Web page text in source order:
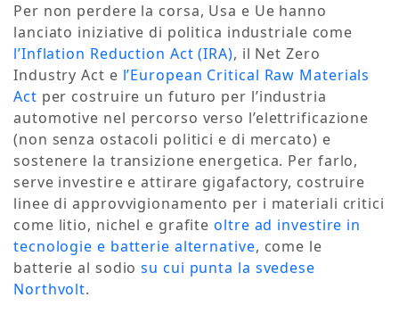
Per non perdere la corsa, Usa e Ue hanno
lanciato iniziative di politica industriale come
l’Inflation Reduction Act (IRA), il Net Zero
Industry Act e l’European Critical Raw Materials
Act per costruire un futuro per l’industria
automotive nel percorso verso l’elettrificazione
(non senza ostacoli politici e di mercato) e
sostenere la transizione energetica. Per farlo,
serve investire e attirare gigafactory, costruire
linee di approvvigionamento per i materiali critici
come litio, nichel e grafiteoltre ad investire in
tecnologie e batterie alternative, come le
batterie al sodiosu cui punta la svedese
Northvolt.